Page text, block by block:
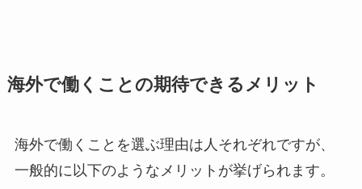
海外で働くことの期待できるメリット
海外で働くことを選ぶ理由は人それぞれですが、
一般的に以下のようなメリットが挙げられます。